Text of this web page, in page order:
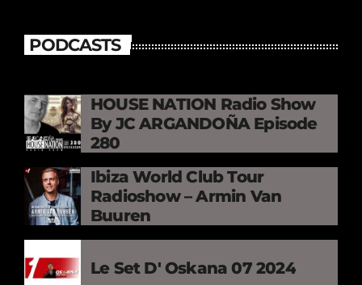
PODCASTS
HOUSE NATION Radio Show
By JC ARGANDOÑA Episode
280
Ibiza World Club Tour
Radioshow – Armin Van
Buuren
Le Set D' Oskana 07 2024